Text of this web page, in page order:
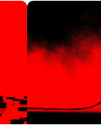
넌스 프로세스와
계의 전반적인 회복
위험에 직면했나
니티 거버넌스 분
한 분쟁은 주로 의
것이었습니다. 팀은